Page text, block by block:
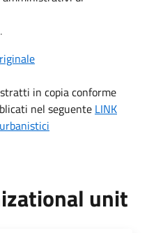
.
in copia conforme
nel seguente LINK
unit